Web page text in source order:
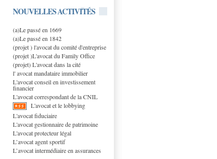
NOUVELLES ACTIVITÉS
(a)Le passé en 1669
(a)Le passé en 1842
(projet ) l'avocat du comité d'entreprise
(projet )L'avocat du Family Office
(projet) L'avocat dans la cité
l' avocat mandataire immobilier
L'avocat conseil en investissement
financier
L'avocat correspondant de la CNIL
L'avocat et le lobbying
L'avocat fiduciaire
L'avocat gestionnaire de patrimoine
L'avocat protecteur légal
L’avocat agent sportif
L’avocat intermédiaire en assurances